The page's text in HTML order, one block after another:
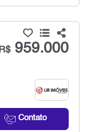
R$959.000
Contato